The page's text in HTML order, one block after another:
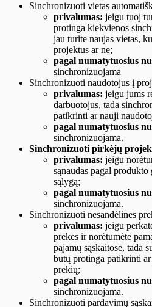
Sinchronizuoti vietas
privalumas: jeigu tuoj
protinga kiekvienos
jau turite naujas vietas,
projektus ar ne;
pagal numatytuosius
sinchronizuojama
Sinchronizuoti naudotojus į
privalumas: jeigu jums
darbuotojus, tada
patikrinti ar nauji
pagal numatytuosius
sinchronizuojama.
Sinchronizuoti pirkėjų
privalumas: jeigu
sąnaudas pagal
sąlygą;
pagal numatytuosius
sinchronizuojama.
Sinchronizuoti nesandėlines
privalumas: jeigu
prekes ir norėtumėte
pajamų sąskaitose, tada
būtų protinga patikrinti
prekių;
pagal numatytuosius
sinchronizuojama.
Sinchronizuoti pardavimų